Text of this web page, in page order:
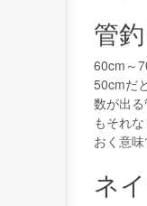
管
60cm～
50cmだ
数が出
もそれ
おく意味
ネ